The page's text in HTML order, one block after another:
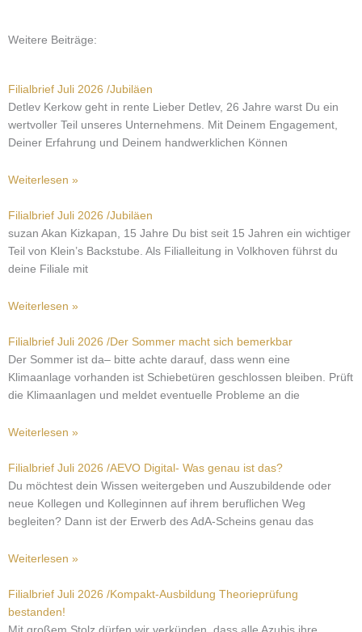
Weitere Beiträge:
Filialbrief Juli 2026 /Jubiläen
Detlev Kerkow geht in rente Lieber Detlev, 26 Jahre warst Du ein
wertvoller Teil unseres Unternehmens. Mit Deinem Engagement,
Deiner Erfahrung und Deinem handwerklichen Können
Weiterlesen »
Filialbrief Juli 2026 /Jubiläen
suzan Akan Kizkapan, 15 Jahre Du bist seit 15 Jahren ein wichtiger
Teil von Klein’s Backstube. Als Filialleitung in Volkhoven führst du
deine Filiale mit
Weiterlesen »
Filialbrief Juli 2026 /Der Sommer macht sich bemerkbar
Der Sommer ist da– bitte achte darauf, dass wenn eine
Klimaanlage vorhanden ist Schiebetüren geschlossen bleiben. Prüft
die Klimaanlagen und meldet eventuelle Probleme an die
Weiterlesen »
Filialbrief Juli 2026 /AEVO Digital- Was genau ist das?
Du möchtest dein Wissen weitergeben und Auszubildende oder
neue Kollegen und Kolleginnen auf ihrem beruflichen Weg
begleiten? Dann ist der Erwerb des AdA-Scheins genau das
Weiterlesen »
Filialbrief Juli 2026 /Kompakt-Ausbildung Theorieprüfung
bestanden!